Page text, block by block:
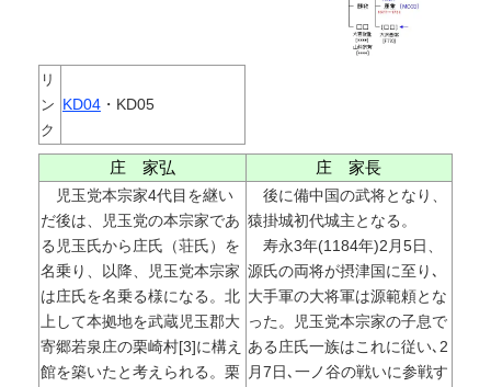
リ
ン
ク
KD04・KD05
庄 家弘
庄 家長
児玉党本宗家4代目を継い
だ後は、児玉党の本宗家であ
る児玉氏から庄氏（荘氏）を
名乗り、以降、児玉党本宗家
は庄氏を名乗る様になる。北
上して本拠地を武蔵児玉郡大
寄郷若泉庄の栗崎村[3]に構え
館を築いたと考えられる。栗
後に備中国の武将となり、
猿掛城初代城主となる。
寿永3年(1184年)2月5日、
源氏の両将が摂津国に至り､
大手軍の大将軍は源範頼とな
った。児玉党本宗家の子息で
ある庄氏一族はこれに従い､2
月7日､一ノ谷の戦いに参戦す